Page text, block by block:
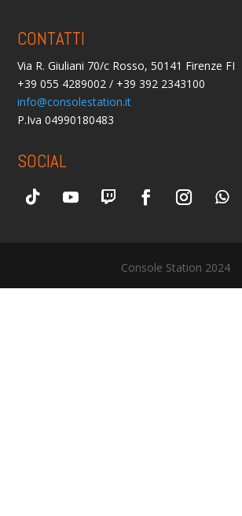
CONTATTI
Via R. Giuliani 70/c Rosso, 50141 Firenze FI
+39 055 4289002 / +39 392 2343100
info@consolestation.it
P.Iva 04990180483
SOCIAL
Console Station 2024